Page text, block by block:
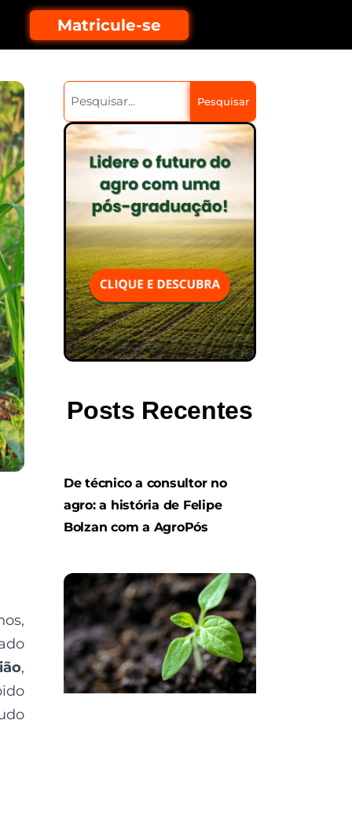
Matricule-se
,
Pesquisar
Posts Recentes
De técnico a consultor no
agro: a história de Felipe
Bolzan com a AgroPós